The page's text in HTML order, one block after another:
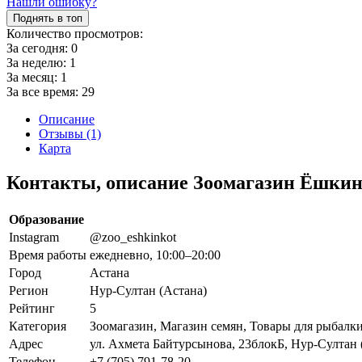
Поднять в топ
Количество просмотров:
За сегодня: 0
За неделю: 1
За месяц: 1
За все время: 29
Описание
Отзывы (1)
Карта
Контакты, описание Зоомагазин
Образование
Instagram
@zoo_eshkinkot
Время работы ежедневно, 10:00–20:00
Город
Астана
Регион
Нур-Султан (Астана)
Рейтинг
5
Категория
Зоомагазин, Магазин семян, Товары для
Адрес
ул. Ахмета Байтурсынова, 23блокБ, Нур-Султан